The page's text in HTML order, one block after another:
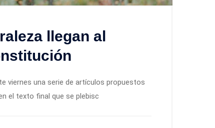
llegan al
viernes una serie de artículos propuestos
el texto final que se plebisc